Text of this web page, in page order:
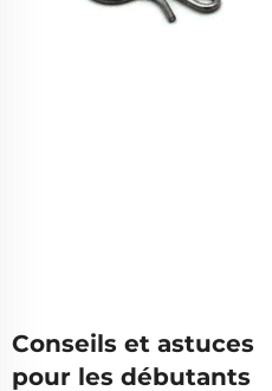
Conseils et astuces
pour les débutants